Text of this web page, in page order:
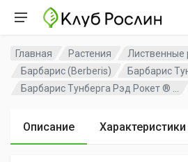
Главная Растения
Лиственные
Барбарис (Berberis)
Барбарис
Барбарис Тунберга Рэд Рокет ® ...
Описание Характеристики